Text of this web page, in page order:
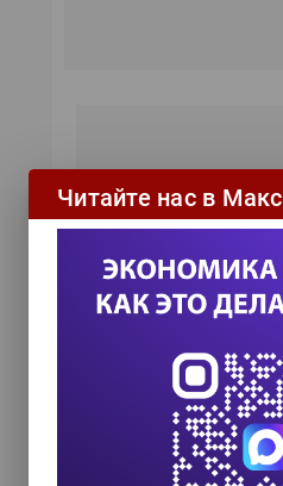
Читайте нас в Макс